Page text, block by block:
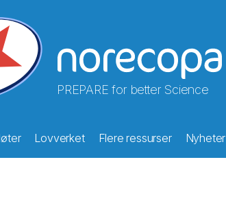
PREPARE for better Science
Lovverket Flere ressurser Nyheter